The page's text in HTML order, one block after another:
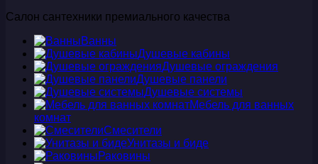
Салон сантехники премиального качества
Ванны
Душевые кабины
Душевые ограждения
Душевые панели
Душевые системы
Мебель для ванных
комнат
Смесители
Унитазы и биде
Раковины